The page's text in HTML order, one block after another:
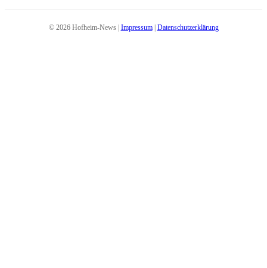
© 2026 Hofheim-News | Impressum| Datenschutzerklärung